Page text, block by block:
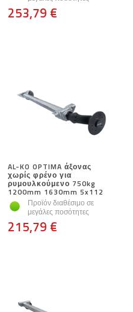
253,79 €
AL-KO OPTIMA άξονας
χωρίς φρένο για
ρυμουλκούμενο 750kg
1200mm 1630mm 5x112
Προϊόν διαθέσιμο σε
μεγάλες ποσότητες
215,79 €